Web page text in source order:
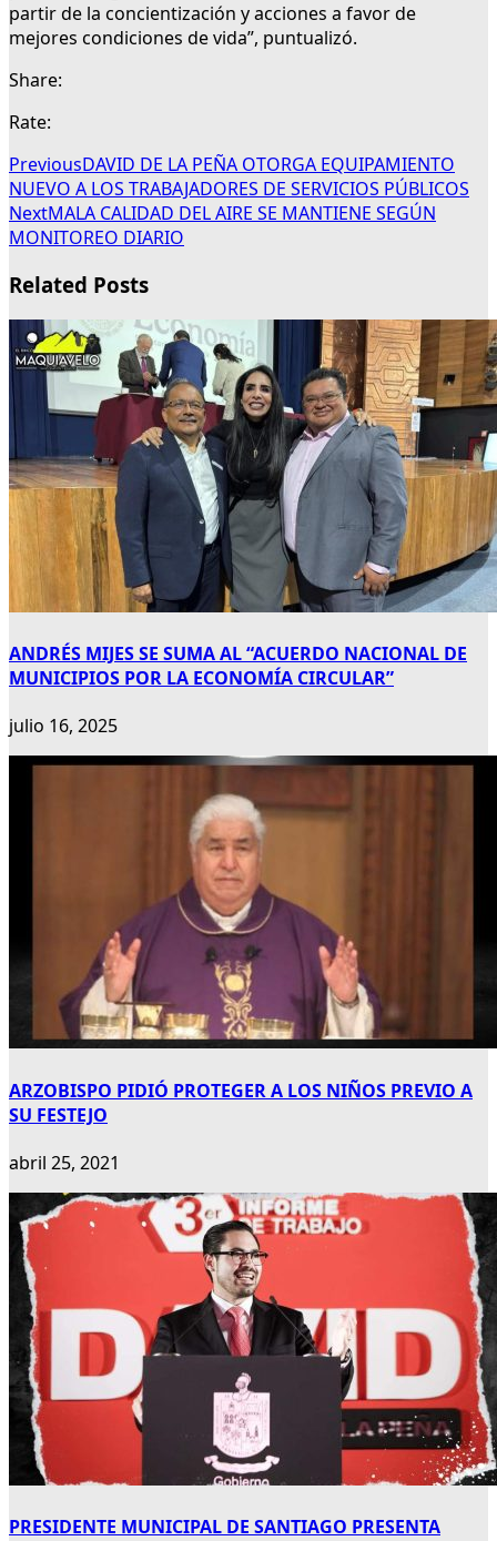
partir de la concientización y acciones a favor de
mejores condiciones de vida”, puntualizó.
Share:
Rate:
PreviousDAVID DE LA PEÑA OTORGA EQUIPAMIENTO
NUEVO A LOS TRABAJADORES DE SERVICIOS PÚBLICOS
NextMALA CALIDAD DEL AIRE SE MANTIENE SEGÚN
MONITOREO DIARIO
Related Posts
ANDRÉS MIJES SE SUMA AL “ACUERDO NACIONAL DE
MUNICIPIOS POR LA ECONOMÍA CIRCULAR”
julio 16, 2025
ARZOBISPO PIDIÓ PROTEGER A LOS NIÑOS PREVIO A
SU FESTEJO
abril 25, 2021
PRESIDENTE MUNICIPAL DE SANTIAGO PRESENTA